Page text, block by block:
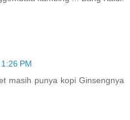
PM
masih punya kopi Ginsengnya